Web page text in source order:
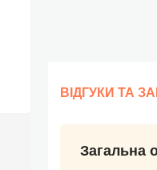
ВІДГУКИ ТА
Загальна